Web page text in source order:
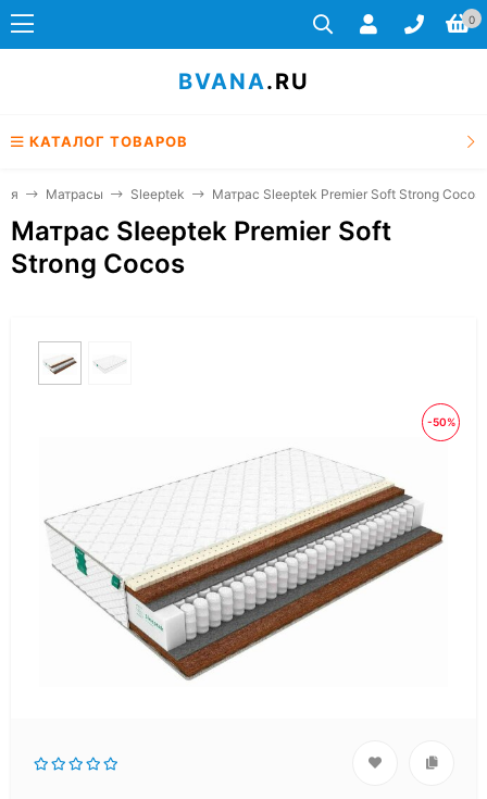
0
BVANA.RU
КАТАЛОГ ТОВАРОВ
Матрасы Sleeptek Матрас Sleeptek Premier Soft Strong Cocos
Матрас Sleeptek Premier Soft
Strong Cocos
-50%